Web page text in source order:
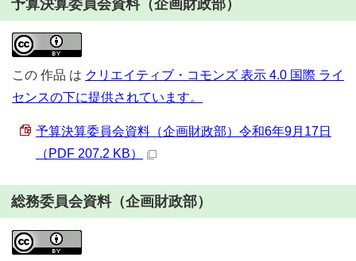
予算決算委員会資料（企画財政部）
この 作品 は クリエイティブ・コモンズ 表示 4.0 国際 ライ
センスの下に提供されています。
予算決算委員会資料（企画財政部）令和6年9月17日
（PDF 207.2 KB）
総務委員会資料（企画財政部）